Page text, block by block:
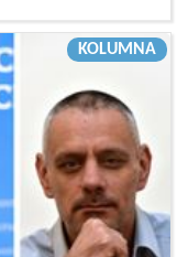
KOLUMNA